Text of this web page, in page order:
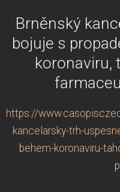
Brněnský
bojuje s
koronaviru,
https://
kancelarsky-trh-
behem-koronaviru-